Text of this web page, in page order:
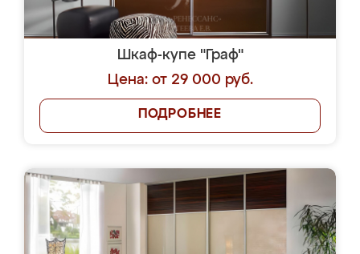
Шкаф-купе "Граф"
Цена: от 29 000 руб.
ПОДРОБНЕЕ